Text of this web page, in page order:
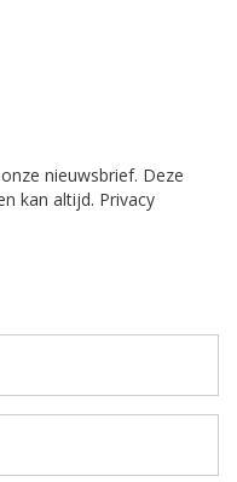
nieuwsbrief. Deze
kan altijd. Privacy